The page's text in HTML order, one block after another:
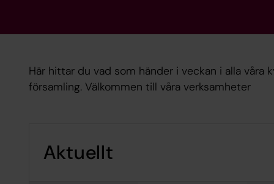
Här hittar du vad som händer i veckan i alla våra
församling. Välkommen till våra verksamheter
Aktuellt